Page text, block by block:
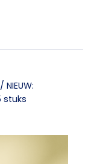
/ NIEUW:
stuks